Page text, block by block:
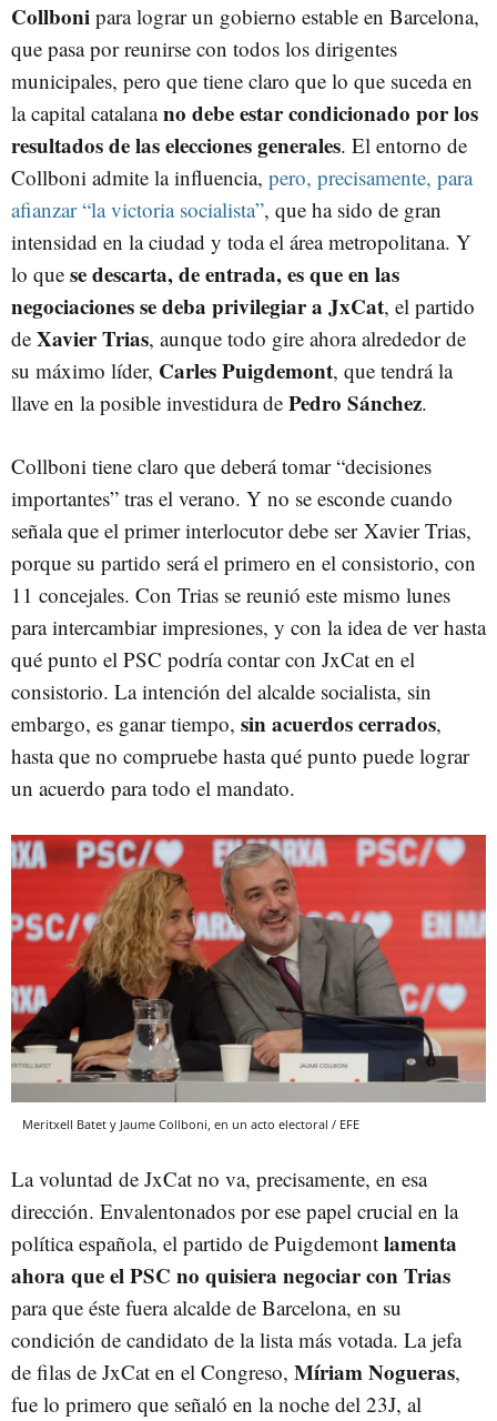
Collboni para lograr un gobierno estable en Barcelona,
que pasa por reunirse con todos los dirigentes
municipales, pero que tiene claro que lo que suceda en
la capital catalanano debe estar condicionado por los
resultados de las elecciones generales. El entorno de
Collboni admite la influencia, pero, precisamente, para
afianzar “la victoria socialista”, que ha sido de gran
intensidad en la ciudad y toda el área metropolitana. Y
lo que se descarta, de entrada, es que en las
negociaciones se deba privilegiar a JxCat, el partido
de Xavier Trias, aunque todo gire ahora alrededor de
su máximo líder, Carles Puigdemont, que tendrá la
llave en la posible investidura de Pedro Sánchez.
Collboni tiene claro que deberá tomar “decisiones
importantes” tras el verano. Y no se esconde cuando
señala que el primer interlocutor debe ser Xavier Trias,
porque su partido será el primero en el consistorio, con
11 concejales. Con Trias se reunió este mismo lunes
para intercambiar impresiones, y con la idea de ver hasta
qué punto el PSC podría contar con JxCat en el
consistorio. La intención del alcalde socialista, sin
embargo, es ganar tiempo, sin acuerdos cerrados,
hasta que no compruebe hasta qué punto puede lograr
un acuerdo para todo el mandato.
Meritxell Batet y Jaume Collboni, en un acto electoral / EFE
La voluntad de JxCat no va, precisamente, en esa
dirección. Envalentonados por ese papel crucial en la
política española, el partido de Puigdemont lamenta
ahora que el PSC no quisiera negociar con Trias
para que éste fuera alcalde de Barcelona, en su
condición de candidato de la lista más votada. La jefa
de filas de JxCat en el Congreso, Míriam Nogueras,
fue lo primero que señaló en la noche del 23J, al